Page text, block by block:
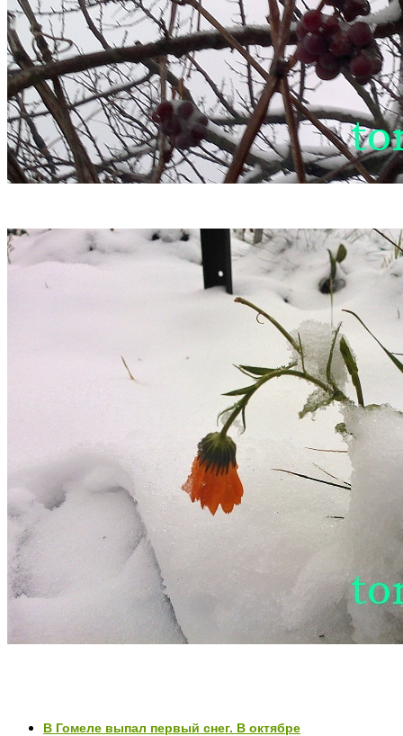
В Гомеле выпал первый снег. В октябре